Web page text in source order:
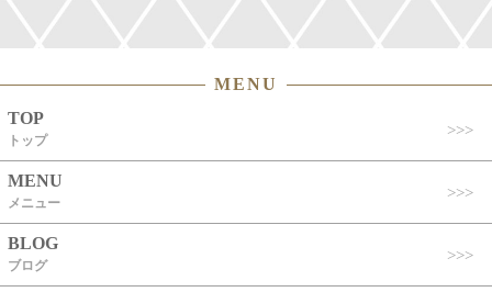
MENU
TOP
トップ
MENU
メニュー
BLOG
ブログ